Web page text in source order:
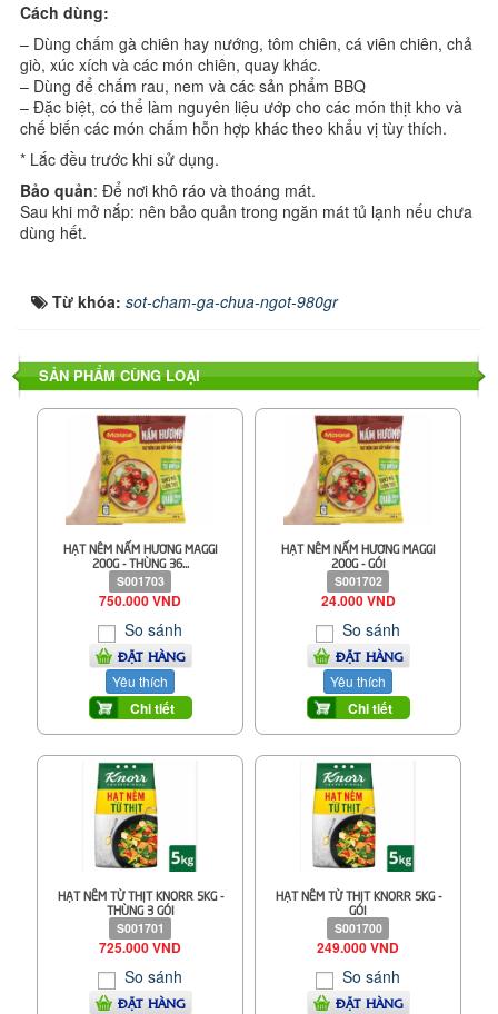
Cách dùng:
– Dùng chấm gà chiên hay nướng, tôm chiên, cá viên chiên, chả
giò, xúc xích và các món chiên, quay khác.
– Dùng để chấm rau, nem và các sản phẩm BBQ
– Đặc biệt, có thể làm nguyên liệu ướp cho các món thịt kho và
chế biến các món chấm hỗn hợp khác theo khẩu vị tùy thích.
* Lắc đều trước khi sử dụng.
Bảo quản: Để nơi khô ráo và thoáng mát.
Sau khi mở nắp: nên bảo quản trong ngăn mát tủ lạnh nếu chưa
dùng hết.
Từ khóa: sot-cham-ga-chua-ngot-980gr
SẢN PHẨM CÙNG LOẠI
HẠT NÊM NẤM HƯƠNG MAGGI
200G - THÙNG 36...
S001703
750.000 VND
So sánh
ĐẶT HÀNG
Yêu thích
Chi tiết
HẠT NÊM NẤM HƯƠNG MAGGI
200G - GÓI
S001702
24.000 VND
So sánh
ĐẶT HÀNG
Yêu thích
Chi tiết
HẠT NÊM TỪ THỊT KNORR 5KG -
THÙNG 3 GÓI
S001701
725.000 VND
So sánh
ĐẶT HÀNG
HẠT NÊM TỪ THỊT KNORR 5KG -
GÓI
S001700
249.000 VND
So sánh
ĐẶT HÀNG